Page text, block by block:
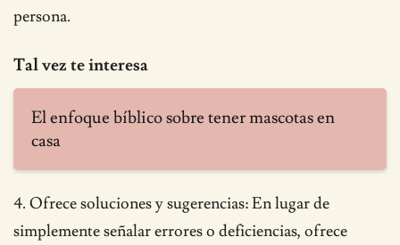
persona.
Tal vez te interesa
El enfoque bíblico sobre tener mascotas en
casa
4. Ofrece soluciones y sugerencias: En lugar de
simplemente señalar errores o deficiencias, ofrece